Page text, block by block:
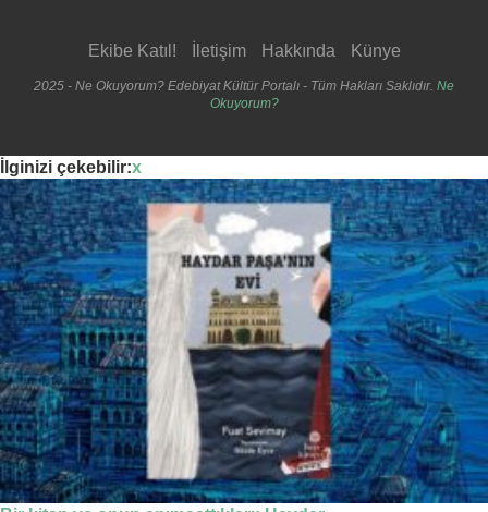
Ekibe Katıl! İletişim Hakkında Künye
2025 - Ne Okuyorum? Edebiyat Kültür Portalı - Tüm Hakları Saklıdır. Ne
Okuyorum?
İlginizi çekebilir:x